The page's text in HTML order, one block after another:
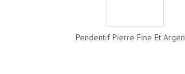
Pendentif Pierre Fine Et